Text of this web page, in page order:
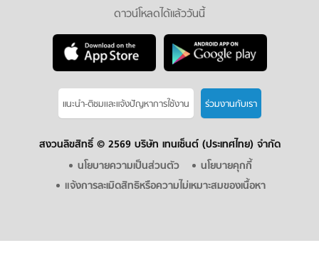
ดาวน์โหลดได้แล้ววันนี้
แนะนำ-ติชมเเละแจ้งปัญหาการใช้งาน ร่วมงานกับเรา
สงวนลิขสิทธิ์ © 2569 บริษัท เทนเซ็นต์ (ประเทศไทย) จำกัด
นโยบายความเป็นส่วนตัว
นโยบายคุกกี้
แจ้งการละเมิดสิทธิหรือความไม่เหมาะสมของเนื้อหา